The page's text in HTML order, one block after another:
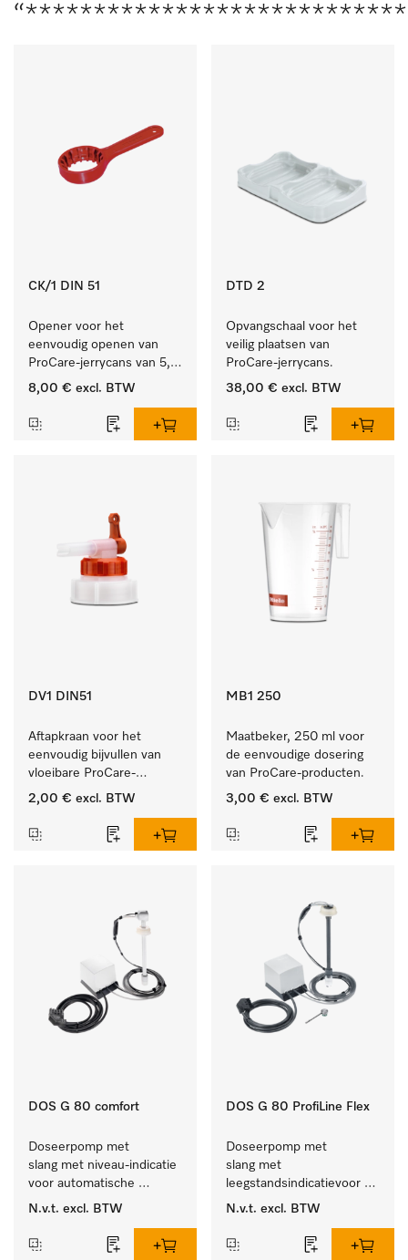
CK/1 DIN 51
Opener voor het
eenvoudig openen van
ProCare-jerrycans van 5,
10 en 20 l.
8,00 € excl. BTW
DTD 2
Opvangschaal voor het
veilig plaatsen van
ProCare-jerrycans.
38,00 € excl. BTW
DV1 DIN51
Aftapkraan voor het
eenvoudig bijvullen van
vloeibare ProCare-
producten.
2,00 € excl. BTW
MB1 250
Maatbeker, 250 ml voor
de eenvoudige dosering
van ProCare-producten.
3,00 € excl. BTW
DOS G 80 comfort
Doseerpomp met
slang met niveau-indicatie
voor automatische
dosering van vloeibare
N.v.t. excl. BTW
DOS G 80 ProfiLine Flex
Doseerpomp met
slang met
leegstandsindicatievoor
de autom. dosering van
N.v.t. excl. BTW